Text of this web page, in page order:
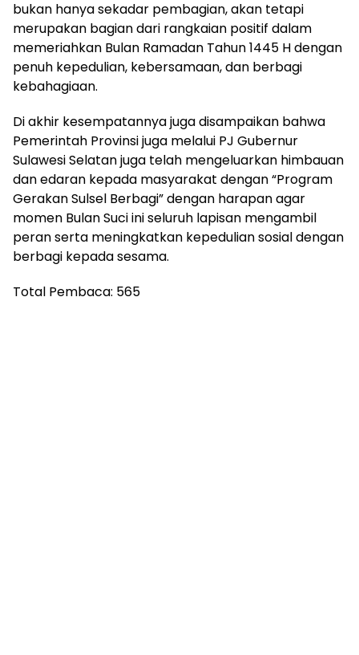
Di akhir kesempatannya juga disampaikan bahwa
Pemerintah Provinsi juga melalui PJ Gubernur
Sulawesi Selatan juga telah mengeluarkan himbauan
dan edaran kepada masyarakat dengan “Program
Gerakan Sulsel Berbagi” dengan harapan agar
peran serta meningkatkan kepedulian sosial dengan
berbagi kepada sesama.
Total Pembaca:565